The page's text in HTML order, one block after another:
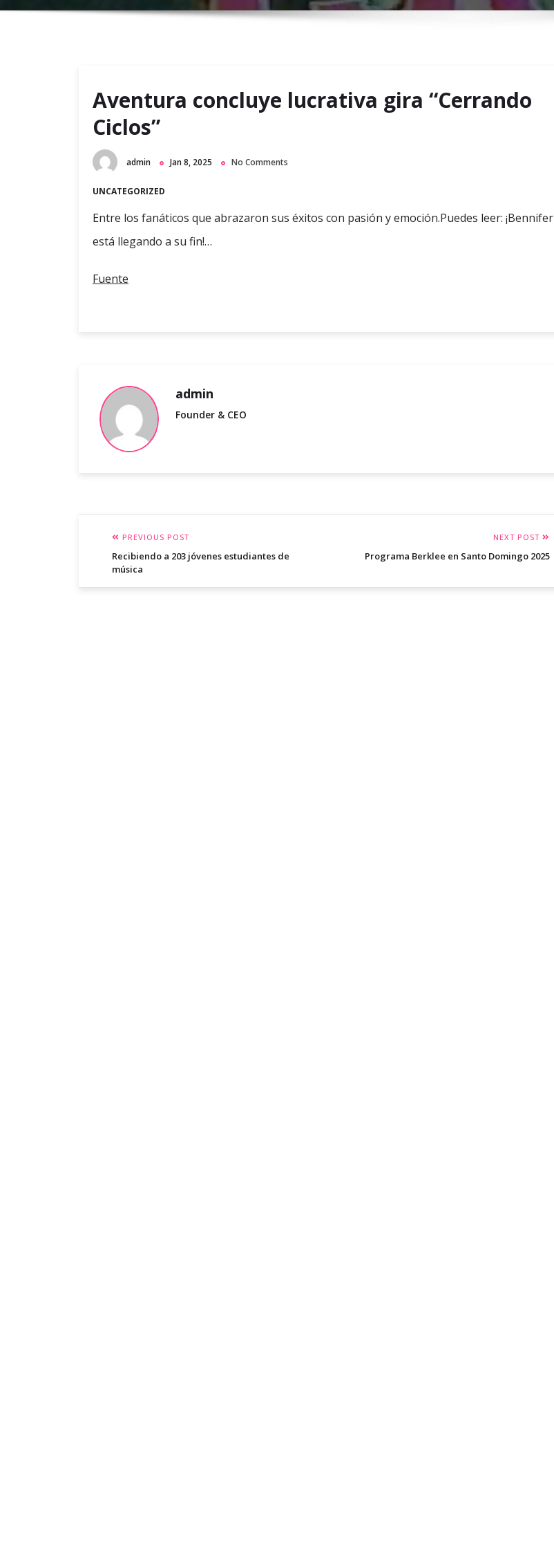
r
u
Aventura concluye lucrativa gira “Cerrando
Ciclos”
admin Jan 8, 2025 No Comments
UNCATEGORIZED
Entre los fanáticos que abrazaron sus éxitos con pasión y emoción.Puedes leer: ¡Bennifer
está llegando a su fin!…
Fuente
admin
Founder & CEO
PREVIOUS POST
Recibiendo a 203 jóvenes estudiantes de
música
NEXT POST
Programa Berklee en Santo Domingo 2025